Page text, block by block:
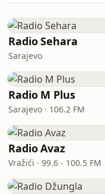
Radio Sehara
Sarajevo
Radio M Plus
Sarajevo · 106.2 FM
Radio Avaz
Vražići · 99.6 - 100.5 FM